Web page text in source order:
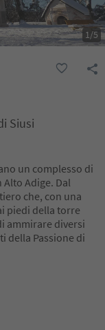
1/5
Siusi
un complesso di
Adige. Dal
che, con una
piedi della torre
ammirare diversi
della Passione di